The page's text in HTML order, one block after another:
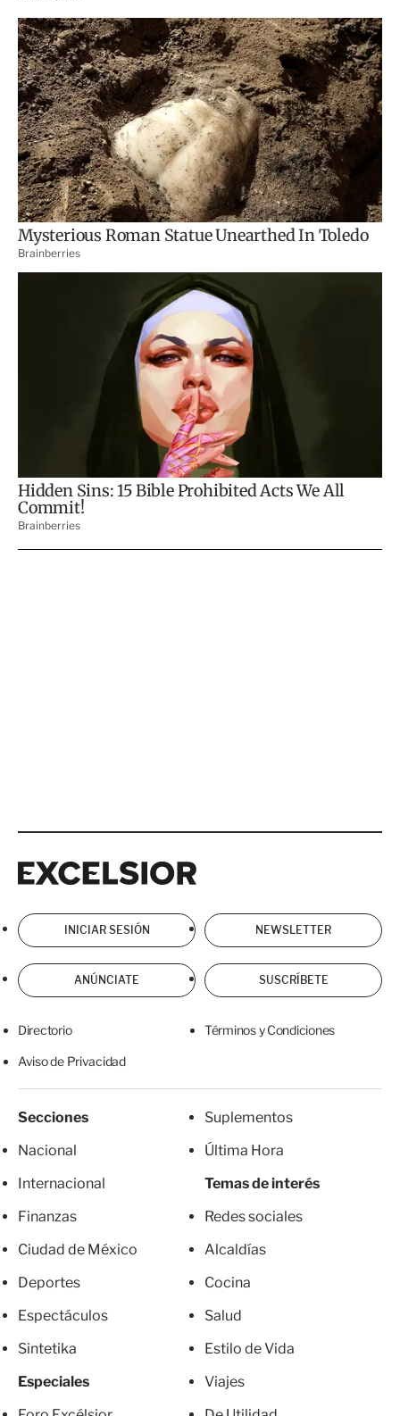
INICIAR SESIÓN NEWSLETTER
ANÚNCIATE SUSCRÍBETE
Directorio Términos y Condiciones
Aviso de Privacidad
Secciones
Nacional
Internacional
Finanzas
Ciudad de México
Deportes
Espectáculos
Sintetika
Especiales
Suplementos
Última Hora
Temas de interés
Redes sociales
Alcaldías
Cocina
Salud
Estilo de Vida
Viajes